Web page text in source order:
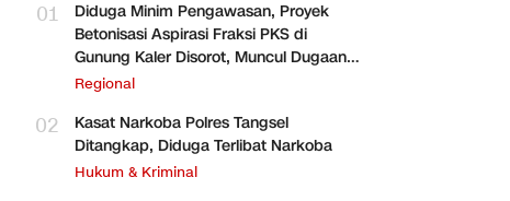
01
Diduga Minim Pengawasan, Proyek
Betonisasi Aspirasi Fraksi PKS di
Gunung Kaler Disorot, Muncul Dugaan
Pengurangan Volume
Regional
02
Kasat Narkoba Polres Tangsel
Ditangkap, Diduga Terlibat Narkoba
Hukum & Kriminal